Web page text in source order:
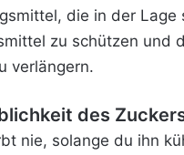
die in der Lage
zu schützen und
verlängern.
des
nie, solange du ihn